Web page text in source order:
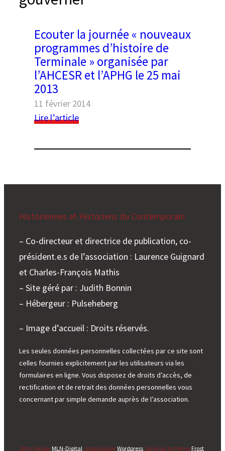
Black geometric seamless patterns set on a
Ecouter la journée « nouveaux
programmes d’histoire de
Terminale » organisée par
l’AHCESR et l’APHG le 25 mai
2013
11 février 2014
Lire l’article:
journée
Terminale »
par
et
l’APHG
le
25
mai
2013
Historiennes et Historiens du Contemporain
– Co-directeur et directrice de publication, co-
président.e.s de l’association : Laurence Guignard
et Charles-François Mathis
– Site géré par : Judith Bonnin
– Hébergeur : Pulseheberg
– Image d’accueil : Droits réservés.
Les seules données personnelles collectées par ce site sont
celles fournies explicitement par les utilisateurs via les
formulaires en ligne. Vous disposez de droits d’accès, de
rectification et de retrait des données personnelles vous
concernant par simple demande auprès de l’association.
Site créé par MLN-Digital , propulsé parWordpress , basé sur le thème Frost.